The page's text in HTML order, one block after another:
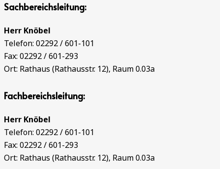
Sachbereichsleitung:
Herr Knöbel
Telefon: 02292 / 601-101
Fax: 02292 / 601-293
Ort: Rathaus (Rathausstr. 12), Raum 0.03a
Fachbereichsleitung:
Herr Knöbel
Telefon: 02292 / 601-101
Fax: 02292 / 601-293
Ort: Rathaus (Rathausstr. 12), Raum 0.03a